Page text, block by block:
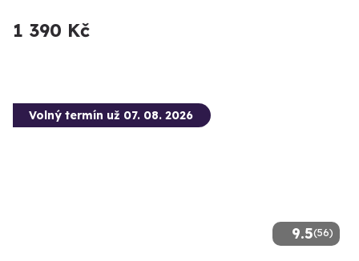
1 390 Kč
9.5(56)
Volný termín už 07. 08. 2026